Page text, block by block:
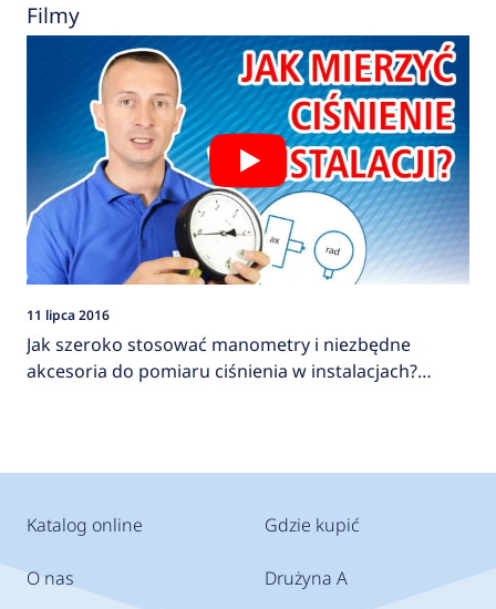
Filmy
11 lipca 2016
Jak szeroko stosować manometry i niezbędne
akcesoria do pomiaru ciśnienia w instalacjach?
Katalog online
O nas
Gdzie kupić
Drużyna A